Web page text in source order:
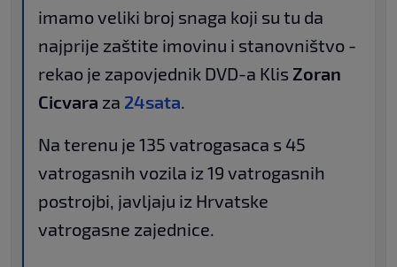
imamo veliki broj snaga koji su tu da
najprije zaštite imovinu i stanovništvo -
rekao je zapovjednik DVD-a Klis Zoran
Cicvara za 24sata
Na terenu je 135 vatrogasaca s 45
vatrogasnih vozila iz 19 vatrogasnih
postrojbi, javljaju iz Hrvatske
vatrogasne zajednice.